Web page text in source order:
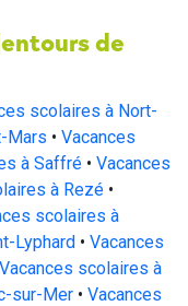
de
scolaires à Nort-
Mars • Vacances
à Saffré • Vacances
à Rezé •
scolaires à
Lyphard • Vacances
Vacances scolaires à
sur-Mer • Vacances